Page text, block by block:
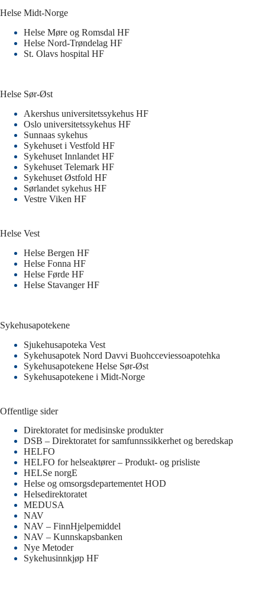
Helse Midt-Norge
Helse Møre og Romsdal HF
Helse Nord-Trøndelag HF
St. Olavs hospital HF
Helse Sør-Øst
Akershus universitetssykehus HF
Oslo universitetssykehus HF
Sunnaas sykehus
Sykehuset i Vestfold HF
Sykehuset Innlandet HF
Sykehuset Telemark HF
Sykehuset Østfold HF
Sørlandet sykehus HF
Vestre Viken HF
Helse Vest
Helse Bergen HF
Helse Fonna HF
Helse Førde HF
Helse Stavanger HF
Sykehusapotekene
Sjukehusapoteka Vest
Sykehusapotek Nord Davvi Buohcceviessoapotehka
Sykehusapotekene Helse Sør-Øst
Sykehusapotekene i Midt-Norge
Offentlige sider
Direktoratet for medisinske produkter
DSB – Direktoratet for samfunnssikkerhet og beredskap
HELFO
HELFO for helseaktører – Produkt- og prisliste
HELSe norgE
Helse og omsorgsdepartementet HOD
Helsedirektoratet
MEDUSA
NAV
NAV – FinnHjelpemiddel
NAV – Kunnskapsbanken
Nye Metoder
Sykehusinnkjøp HF